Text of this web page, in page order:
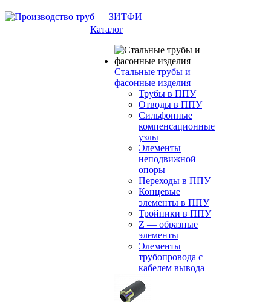
Каталог
Стальные трубы и
фасонные изделия
Трубы в ППУ
Отводы в ППУ
Сильфонные
компенсационные
узлы
Элементы
неподвижной
опоры
Переходы в ППУ
Концевые
элементы в ППУ
Тройники в ППУ
Z — образные
элементы
Элементы
трубопровода с
кабелем вывода